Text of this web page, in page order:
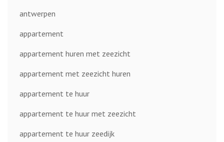
antwerpen
appartement
appartement huren met zeezicht
appartement met zeezicht huren
appartement te huur
appartement te huur met zeezicht
appartement te huur zeedijk